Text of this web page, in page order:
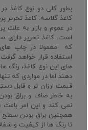
بطور کلی دو نوع کاغذ در
کاغذ گلاسه. کاغذ
است. کاغذ تحریر دارای
که معمولا در چاپ های
استفاده قرار خواهد
های این نوع کاغذ، رنگ
دهند اما در مواردی که
قیمت ارزان تر و قابل
به خاطر صاف و براق
نمی کند و این امر
همچنین براق بودن سطح
تا رنگ ها از کیفیت و